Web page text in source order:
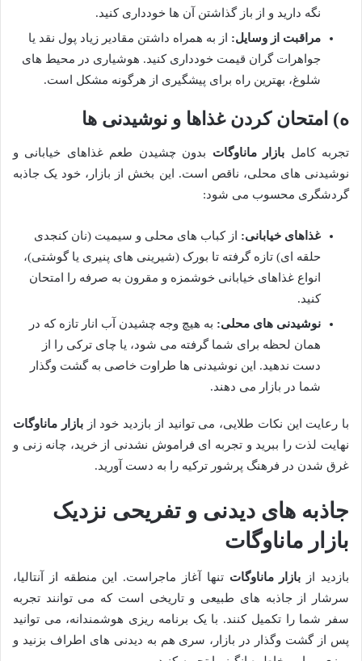
نگه دارید و از باز گذاشتن آن ها خودداری کنید.
مراقبت از وسایل: از به همراه داشتن مقادیر زیاد پول نقد یا
جواهرات گران قیمت خودداری کنید. هوشیاری در محیط های
شلوغ، بهترین راه برای پیشگیری از هرگونه مشکل است.
ه) امتحان کردن غذاها و نوشیدنی ها
تجربه کامل بازار ماناوگات بدون چشیدن طعم غذاهای خیابانی و
نوشیدنی های محلی، ناقص است. این بخش از بازار، خود یک جاذبه
گردشگری محسوب می شود:
غذاهای خیابانی: از کباب های محلی و سیمیت (نان کنجدی
حلقه ای) تازه گرفته تا بورک (شیرینی های پنیری یا گوشتی)،
انواع غذاهای خیابانی خوشمزه و مقرون به صرفه را امتحان
کنید.
نوشیدنی های محلی: به هیچ وجه چشیدن آب انار تازه که در
همان لحظه برای شما گرفته می شود، یا چای ترکی را از
دست ندهید. این نوشیدنی ها طراوت خاصی به گشت وگذار
شما در بازار می دهند.
با رعایت این نکات طلایی، می توانید از بازدید خود ازبازار ماناوگات
نهایت لذت را ببرید و تجربه ای فراموش نشدنی از خرید، چانه زنی و
غرق شدن در فرهنگ پرشور ترکیه را به دست آورید.
جاذبه های دیدنی و تفریحی نزدیک
بازار ماناوگات
بازدید از بازار ماناوگات تنها آغاز ماجراست. این منطقه از آنتالیا،
سرشار از جاذبه های طبیعی و تاریخی است که می توانند تجربه
سفر شما را تکمیل کنند. با یک برنامه ریزی هوشمندانه، می توانید
پس از گشت وگذار در بازار، سری هم به دیدنی های اطراف بزنید و